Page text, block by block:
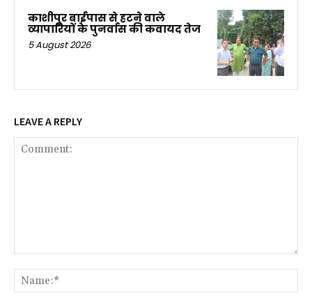
काशीपुर बाईपास से हटने वाले
व्यापारियों के पुनर्वास की कवायद तेज
5 August 2026
LEAVE A REPLY